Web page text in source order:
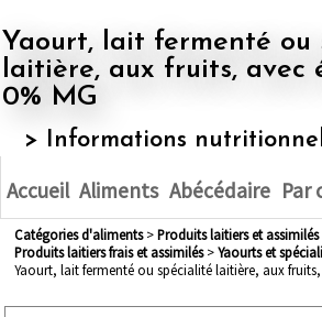
Yaourt, lait fermenté ou spécialité
laitière, aux fruits, avec
0% MG
> Informations
Accueil Aliments Abécédaire Par
Catégories d'aliments> produits laitiers et assimilés
produits laitiers frais et assimilés> yaourts et
Yaourt, lait fermenté ou spécialité laitière, aux